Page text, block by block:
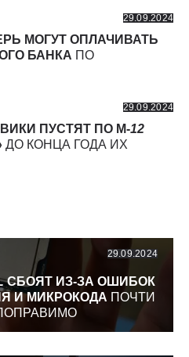
29.09.2024
МОГУТ ОПЛАЧИВАТЬ
БАНКА ПО
29.09.2024
ПУСТЯТ ПО М-12
ДО КОНЦА ГОДА ИХ
29.09.2024
СБОЯТ ИЗ-ЗА ОШИБОК
И МИКРОКОДА ПОЧТИ